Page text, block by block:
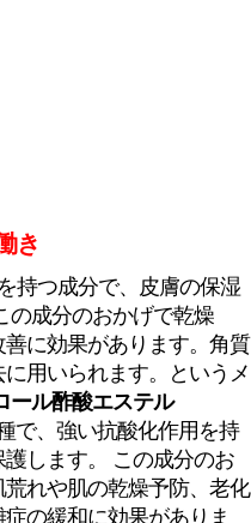
き
持つ成分で、皮膚の保湿
の成分のおかげで乾燥
に効果があります。角質
用いられます。というメ
ール酢酸エステル
で、強い抗酸化作用を持
します。 この成分のお
れや肌の乾燥予防、老化
の緩和に効果がありま